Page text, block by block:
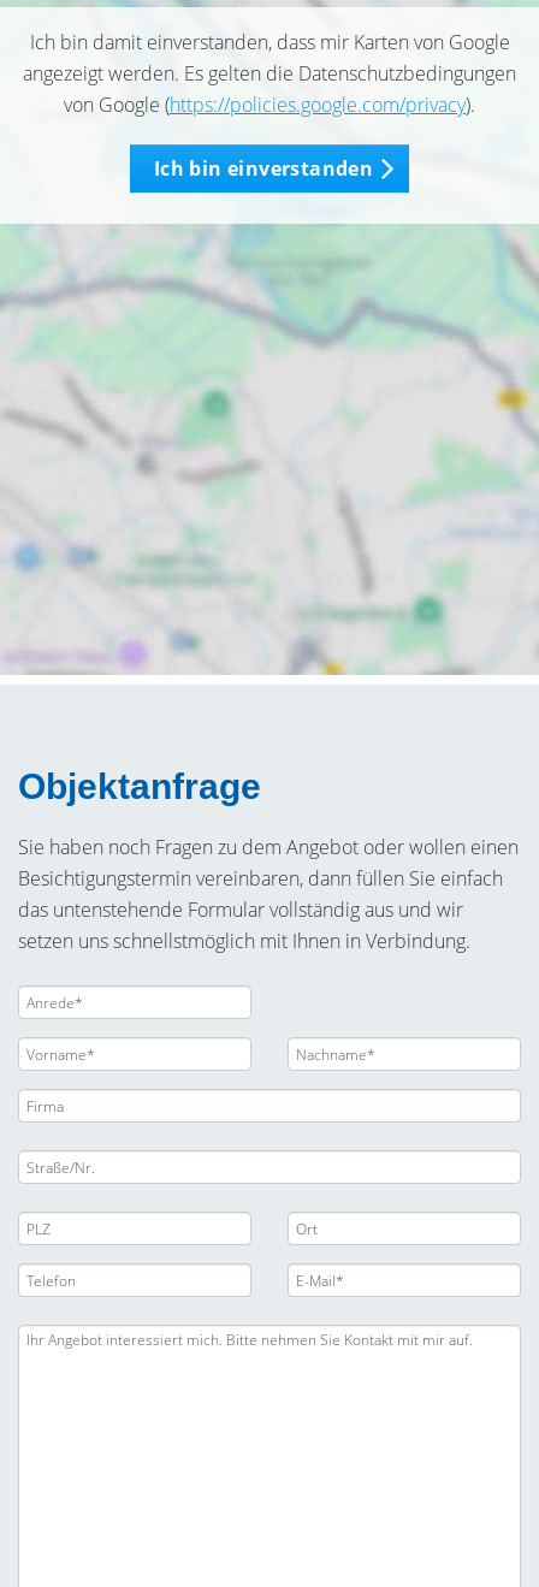
Ich bin damit einverstanden, dass mir Karten von Google
angezeigt werden. Es gelten die Datenschutzbedingungen
von Google (https://policies.google.com/privacy).
Ich bin einverstanden
Objektanfrage
Sie haben noch Fragen zu dem Angebot oder wollen einen
Besichtigungstermin vereinbaren, dann füllen Sie einfach
das untenstehende Formular vollständig aus und wir
setzen uns schnellstmöglich mit Ihnen in Verbindung.